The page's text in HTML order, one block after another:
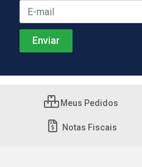
Meus Pedidos
Notas Fiscais